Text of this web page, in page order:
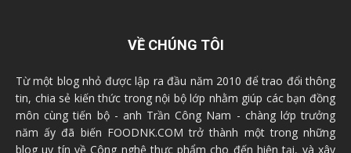
VỀ CHÚNG TÔI
Từ một blog nhỏ được lập ra đầu năm 2010 để trao đổi thông
tin, chia sẻ kiến thức trong nội bộ lớp nhằm giúp các bạn đồng
môn cùng tiến bộ - anh Trần Công Nam - chàng lớp trưởng
năm ấy đã biến FOODNK.COM trở thành một trong những
blog uy tín về Công nghệ thực phẩm cho đến hiện tại, và xây